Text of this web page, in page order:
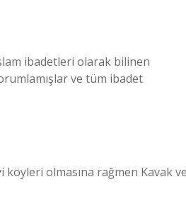
ibadetleri olarak bilinen
ve tüm ibadet
köyleri olmasına rağmen Kavak